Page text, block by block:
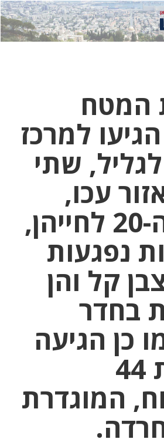
לחץ
כאן
לחץ
כדי
המטח
למרכז
שתי
עכו,
בשנות ה-20 לחייהן,
נפגעות
קל והן
בחדר
כן הגיעה
אשה בת 44
המוגדרת